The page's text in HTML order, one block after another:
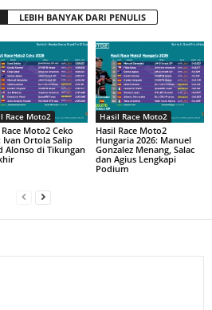
LEBIH BANYAK DARI PENULIS
Race Moto2
Moto2 Ceko
Ivan Ortola Salip
Alonso di Tikungan
Hasil Race Moto2
Hasil Race Moto2
Hungaria 2026: Manuel
Gonzalez Menang, Salac
dan Agius Lengkapi
Podium